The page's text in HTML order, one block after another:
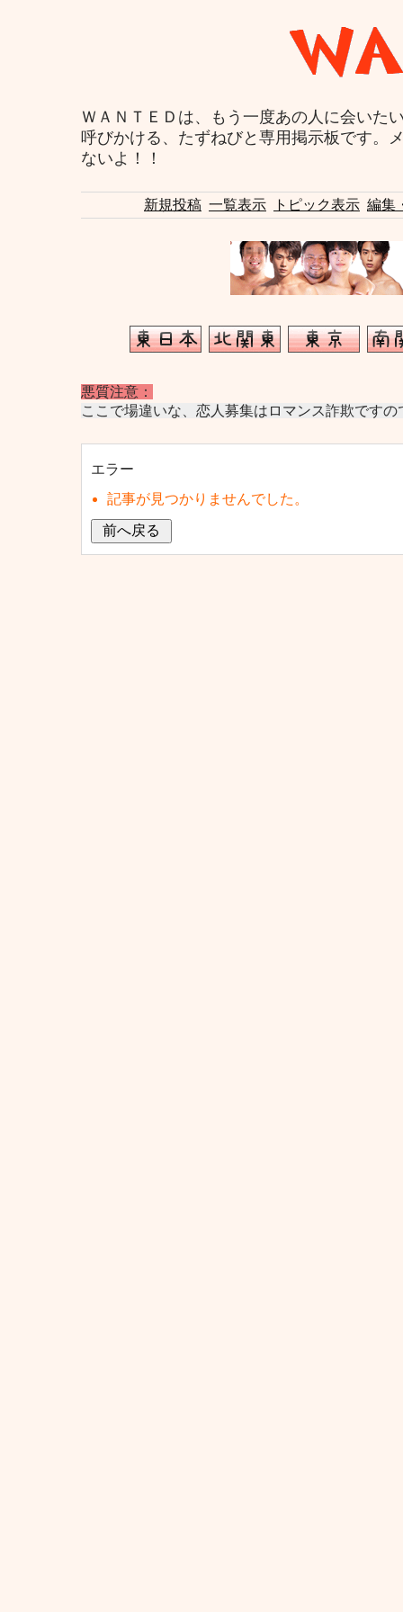
ＷＡＮＴＥＤは、もう一度あの人に会いた
呼びかける、たずねびと専用掲示板です。
ないよ！！
新規投稿 一覧表示 トピック表示 編集
悪質注意：
ここで場違いな、恋人募集はロマンス詐欺です
エラー
記事が見つかりませんでした。